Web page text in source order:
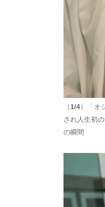
（1/4）「オ
され人生初
の瞬間